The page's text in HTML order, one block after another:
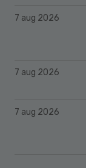
7 aug 2026
7 aug 2026
7 aug 2026